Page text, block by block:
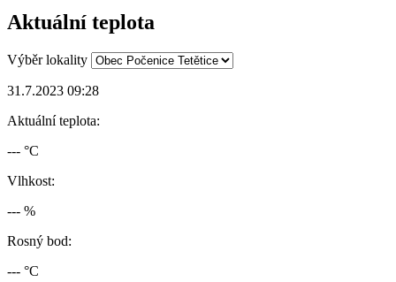
Aktuální teplota
Výběr lokality
31.7.2023 09:28
Aktuální teplota:
--- °C
Vlhkost:
--- %
Rosný bod:
--- °C